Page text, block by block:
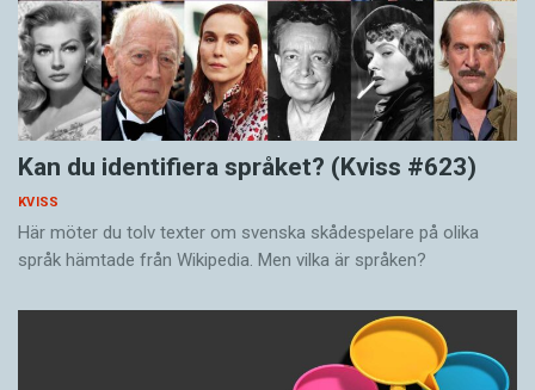
Kan du identifiera språket? (Kviss #623)
KVISS
Här möter du tolv texter om svenska skådespelare på olika
språk hämtade från Wikipedia. Men vilka är språken?